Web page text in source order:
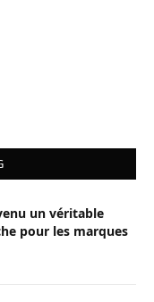
un véritable
pour les marques